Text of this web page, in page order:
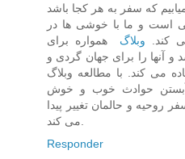
که سفر به هر کجا باشد
است و ما با خوشی ها در
کند. وبلاگ
همواره برای
آنها را برای جهان گردی و
آبستن حوادث خوب و خوش
روحیه و حالمان تغییر پیدا
Responder